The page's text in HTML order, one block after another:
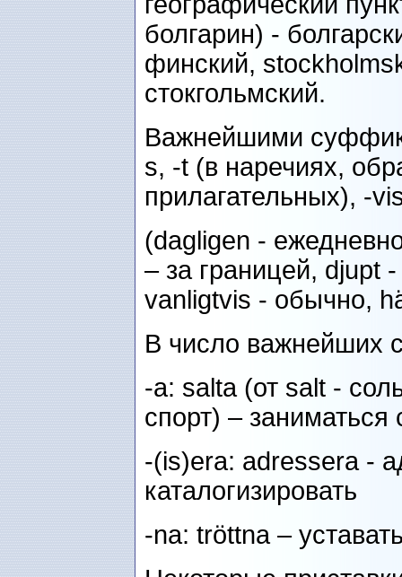
болгарин) -
финский,
стокгольмский.
Важнейшими
s, -t (в наречиях,
прилагательных), -
(dagligen -
– за границей, djupt
vanligtvis - обычно,
В число важнейших
-a: salta (от salt -
спорт) – заниматься
-(is)era: adressera -
каталогизировать
-na: tröttna –